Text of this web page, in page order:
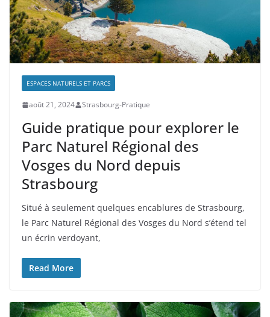
ESPACES NATURELS ET PARCS
août 21, 2024 Strasbourg-Pratique
Guide pratique pour explorer le
Parc Naturel Régional des
Vosges du Nord depuis
Strasbourg
Situé à seulement quelques encablures de Strasbourg,
le Parc Naturel Régional des Vosges du Nord s’étend tel
un écrin verdoyant,
Read More